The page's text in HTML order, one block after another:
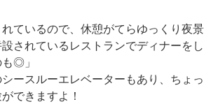
れているので、休憩がてらゆっくり夜景
されているレストランでディナーをし
◎」
ースルーエレベーターもあり、ちょっ
できますよ！